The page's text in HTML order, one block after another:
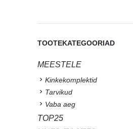
TOOTEKATEGOORIAD
MEESTELE
Kinkekomplektid
Tarvikud
Vaba aeg
TOP25